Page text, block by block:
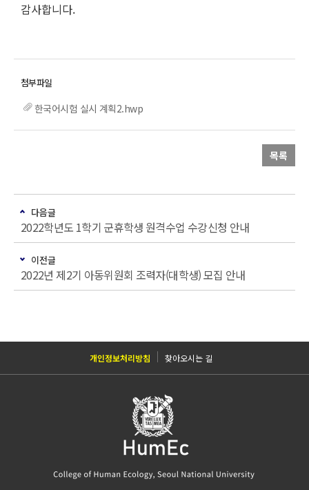
감사합니다.
한국어시험 실시 계획2.hwp
목록
다음글
2022학년도 1학기 군휴학생 원격수업 수강신청 안내
이전글
2022년 제2기 아동위원회 조력자(대학생) 모집 안내
개인정보처리방침 찾아오시는 길